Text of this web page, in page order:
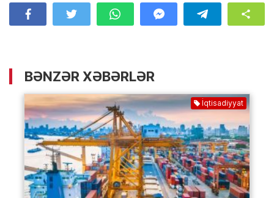
BƏNZƏR XƏBƏRLƏR
İqtisadiyyat